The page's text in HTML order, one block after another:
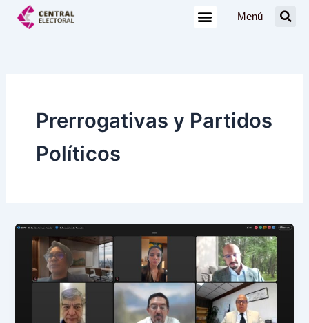
Menú
Prerrogativas y Partidos
Políticos